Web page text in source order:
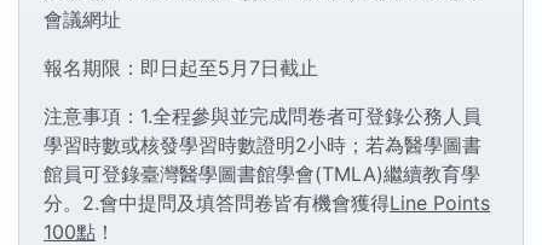
會議網址
報名期限：即日起至5月7日截止
注意事項：1.全程參與並完成問卷者可登錄公務人員
學習時數或核發學習時數證明2小時；若為醫學圖書
館員可登錄臺灣醫學圖書館學會(TMLA)繼續教育學
分。2.會中提問及填答問卷皆有機會獲得Line Points
100點 ！